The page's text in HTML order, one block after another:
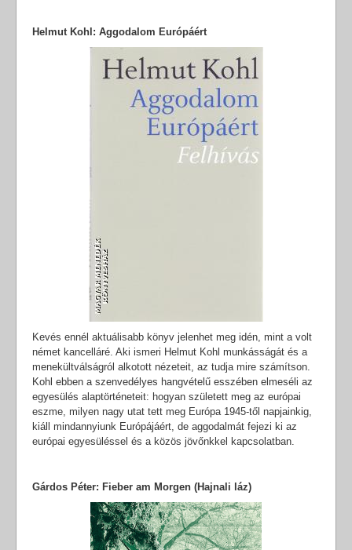
Helmut Kohl: Aggodalom Európáért
Kevés ennél aktuálisabb könyv jelenhet meg idén, mint a volt
német kancelláré. Aki ismeri Helmut Kohl munkásságát és a
menekültválságról alkotott nézeteit, az tudja mire számítson.
Kohl ebben a szenvedélyes hangvételű esszében elmeséli az
egyesülés alaptörténeteit: hogyan született meg az európai
eszme, milyen nagy utat tett meg Európa 1945-től napjainkig,
kiáll mindannyiunk Európájáért, de aggodalmát fejezi ki az
európai egyesüléssel és a közös jövőnkkel kapcsolatban.
Gárdos Péter: Fieber am Morgen (Hajnali láz)